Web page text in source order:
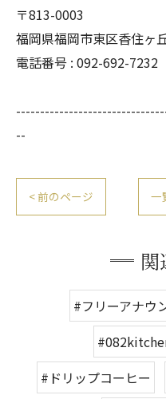
〒813-0003
福岡県福岡市東区香住ヶ
電話番号 : 092-692-7232
--
< 前のページ 一
関
#フリーアナウ
#ドリップコーヒー